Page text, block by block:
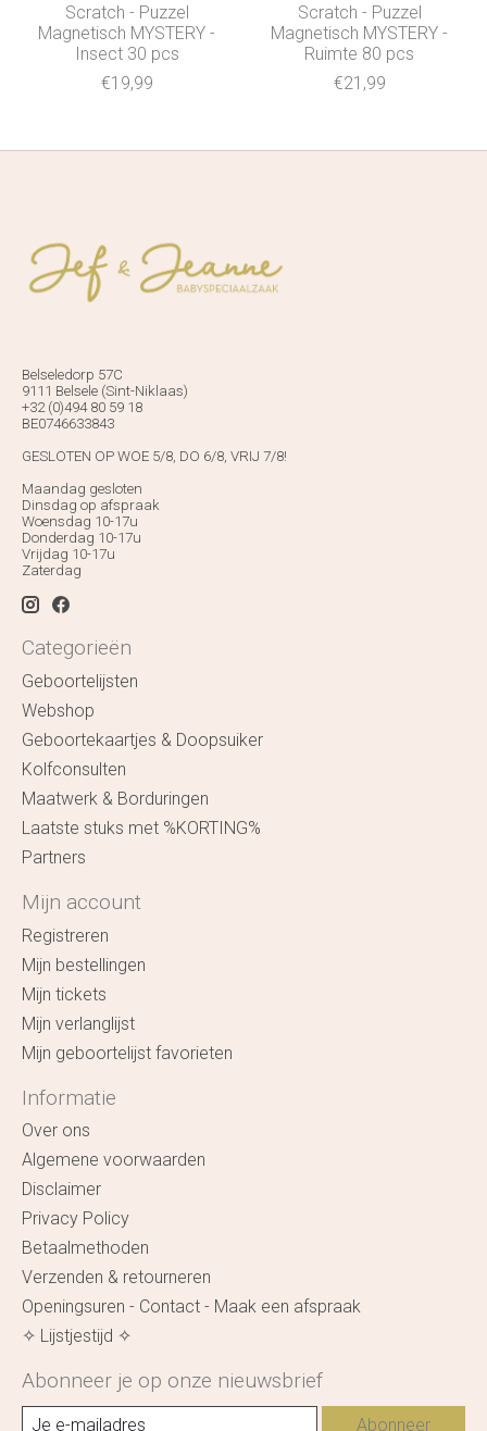
Scratch - Puzzel
Magnetisch MYSTERY -
Insect 30 pcs
€19,99
Scratch - Puzzel
Magnetisch MYSTERY -
Ruimte 80 pcs
€21,99
Belseledorp 57C
9111 Belsele (Sint-Niklaas)
+32 (0)494 80 59 18
BE0746633843
GESLOTEN OP WOE 5/8, DO 6/8, VRIJ 7/8!
Maandag gesloten
Dinsdag op afspraak
Woensdag 10-17u
Donderdag 10-17u
Vrijdag 10-17u
Zaterdag
Categorieën
Geboortelijsten
Webshop
Geboortekaartjes & Doopsuiker
Kolfconsulten
Maatwerk & Borduringen
Laatste stuks met %KORTING%
Partners
Mijn account
Registreren
Mijn bestellingen
Mijn tickets
Mijn verlanglijst
Mijn geboortelijst favorieten
Informatie
Over ons
Algemene voorwaarden
Disclaimer
Privacy Policy
Betaalmethoden
Verzenden & retourneren
Openingsuren - Contact - Maak een afspraak
✧ Lijstjestijd ✧
Abonneer je op onze nieuwsbrief
Abonneer